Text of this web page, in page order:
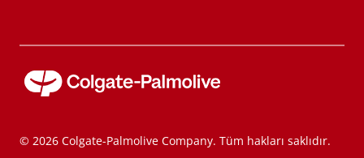
© 2026 Colgate-Palmolive Company. Tüm hakları saklıdır.